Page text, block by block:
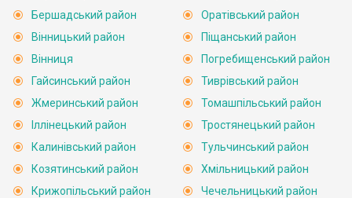
Бершадський район
Вінницький район
Вінниця
Гайсинський район
Жмеринський район
Іллінецький район
Калинівський район
Козятинський район
Крижопільський район
Оратівський район
Піщанський район
Погребищенський район
Тиврівський район
Томашпільський район
Тростянецький район
Тульчинський район
Хмільницький район
Чечельницький район